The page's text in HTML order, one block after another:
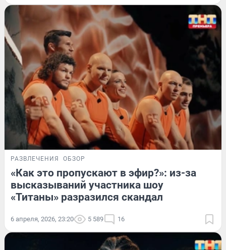
РАЗВЛЕЧЕНИЯ ОБЗОР
«Как это пропускают в эфир?»: из-за
высказываний участника шоу
«Титаны» разразился скандал
6 апреля, 2026, 23:20 5 589 16